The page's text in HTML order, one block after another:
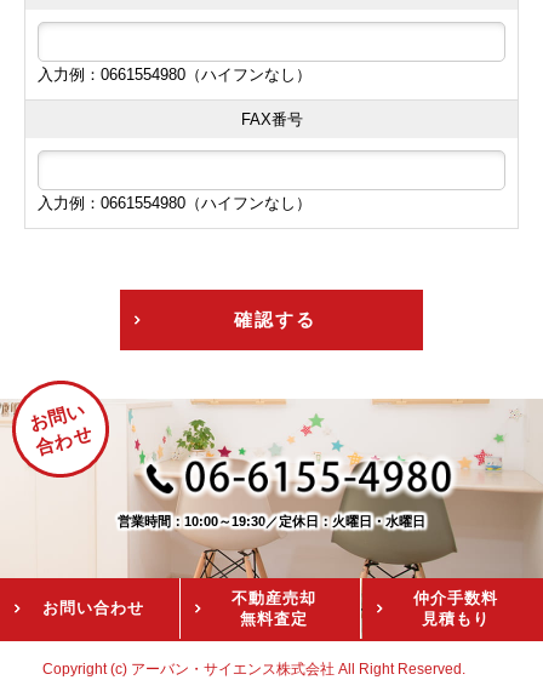
入力例：0661554980（ハイフンなし）
FAX番号
入力例：0661554980（ハイフンなし）
確認する
お問い
合わせ
営業時間：10:00～19:30／定休日：火曜日・水曜日
お問い合わせ
不動産売却
無料査定
仲介手数料
見積もり
Copyright (c) アーバン・サイエンス株式会社 All Right Reserved.